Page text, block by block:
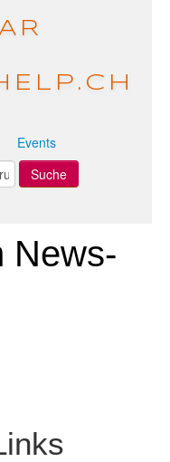
Events
News-